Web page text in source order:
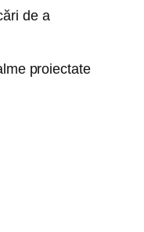
de a
proiectate